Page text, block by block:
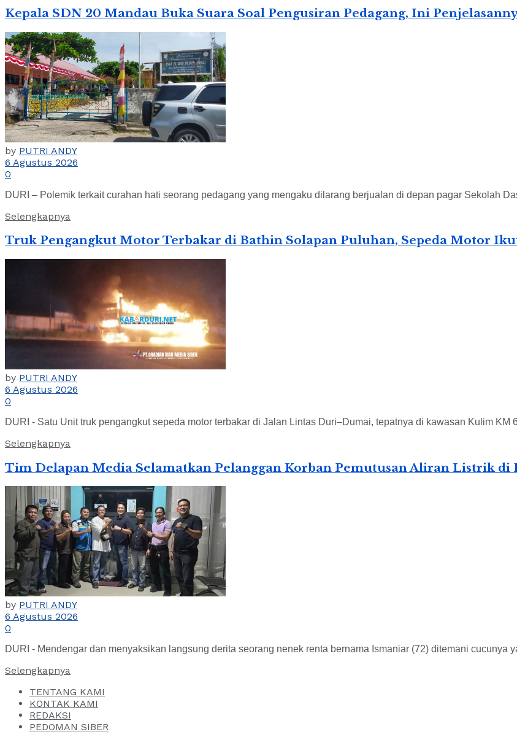
Kepala SDN 20 Mandau Buka Suara Soal Pengusiran Pedagang, Ini
by PUTRI ANDY
6 Agustus 2026
0
DURI – Polemik terkait curahan hati seorang pedagang yang mengaku dilarang berjualan di depan pagar Sekolah
Selengkapnya
Truk Pengangkut Motor Terbakar di Bathin Solapan Puluhan, Sepeda Motor
by PUTRI ANDY
6 Agustus 2026
0
DURI - Satu Unit truk pengangkut sepeda motor terbakar di Jalan Lintas Duri–Dumai, tepatnya di kawasan Kulim KM
Selengkapnya
Tim Delapan Media Selamatkan Pelanggan Korban Pemutusan Aliran Listrik di
by PUTRI ANDY
6 Agustus 2026
0
DURI - Mendengar dan menyaksikan langsung derita seorang nenek renta bernama Ismaniar (72) ditemani cucunya
Selengkapnya
TENTANG KAMI
KONTAK KAMI
REDAKSI
PEDOMAN SIBER